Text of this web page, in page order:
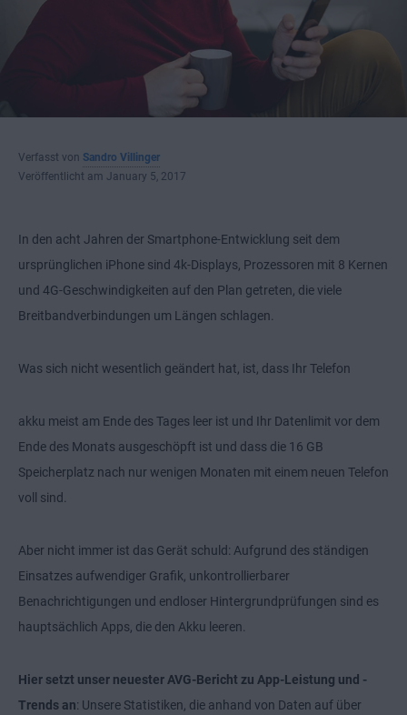
Verfasst von Sandro Villinger
Veröffentlicht am January 5, 2017
In den acht Jahren der Smartphone-Entwicklung seit dem
ursprünglichen iPhone sind 4k-Displays, Prozessoren mit 8 Kernen
und 4G-Geschwindigkeiten auf den Plan getreten, die viele
Breitbandverbindungen um Längen schlagen.
Was sich nicht wesentlich geändert hat, ist, dass Ihr Telefon
akku meist am Ende des Tages leer ist und Ihr Datenlimit vor dem
Ende des Monats ausgeschöpft ist und dass die 16 GB
Speicherplatz nach nur wenigen Monaten mit einem neuen Telefon
voll sind.
Aber nicht immer ist das Gerät schuld: Aufgrund des ständigen
Einsatzes aufwendiger Grafik, unkontrollierbarer
Benachrichtigungen und endloser Hintergrundprüfungen sind es
hauptsächlich Apps, die den Akku leeren.
Hier setzt unser neuester AVG-Bericht zu App-Leistung und -
Trends an: Unsere Statistiken, die anhand von Daten auf über